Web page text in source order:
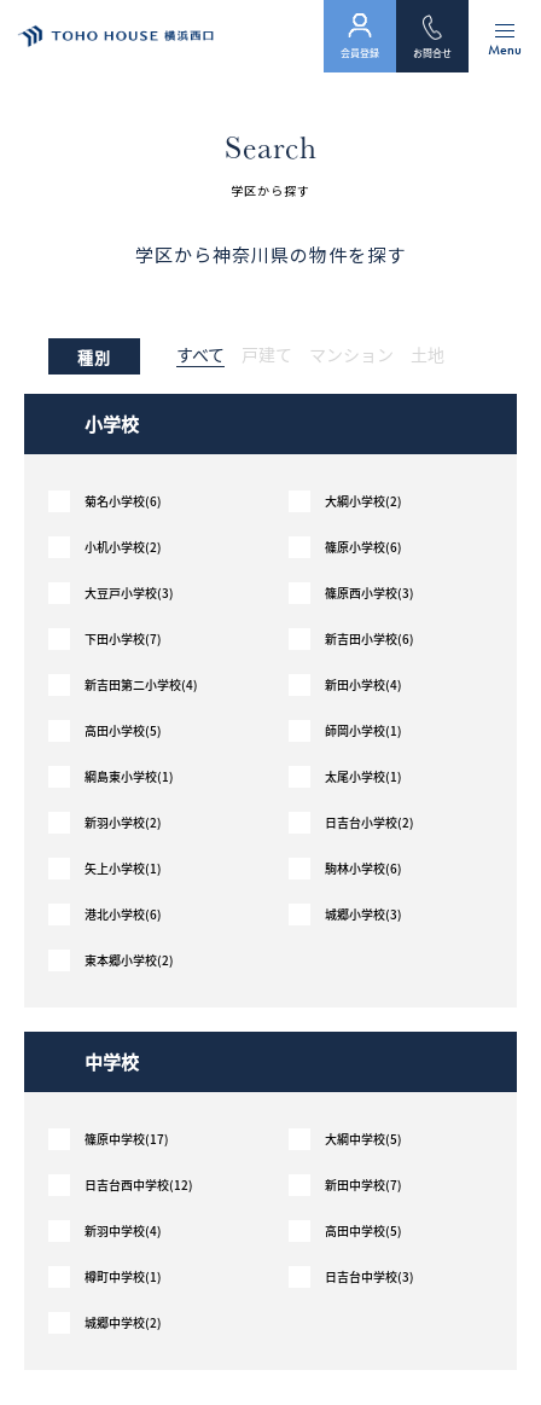
会員フォーム
会社案内
スタッフ紹介（「住まい」のコンサルタント）
お知らせ
採用情報
ログイン
サイトマップ
スペシャルムービーを見る
Menu
お問合せ
会員登録
Search
学区から探す
学区から神奈川県の物件を探す
種別 すべて 戸建て マンション 土地
小学校
菊名小学校(6) 大綱小学校(2)
小机小学校(2) 篠原小学校(6)
大豆戸小学校(3) 篠原西小学校(3)
下田小学校(7) 新吉田小学校(6)
新吉田第二小学校(4) 新田小学校(4)
高田小学校(5) 師岡小学校(1)
綱島東小学校(1) 太尾小学校(1)
新羽小学校(2) 日吉台小学校(2)
矢上小学校(1) 駒林小学校(6)
港北小学校(6) 城郷小学校(3)
東本郷小学校(2)
中学校
篠原中学校(17) 大綱中学校(5)
日吉台西中学校(12) 新田中学校(7)
新羽中学校(4) 高田中学校(5)
樽町中学校(1) 日吉台中学校(3)
城郷中学校(2)